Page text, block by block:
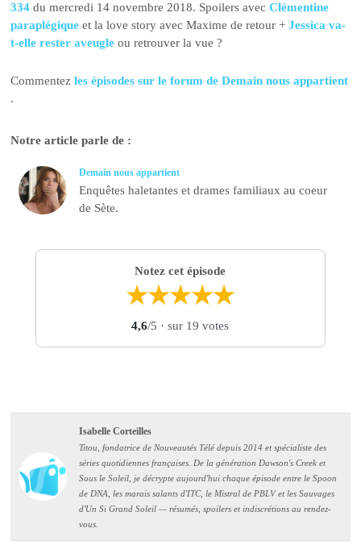
334 du mercredi 14 novembre 2018. Spoilers avecClémentine
paraplégique et la love story avec Maxime de retour +Jessica va-
t-elle rester aveugle ou retrouver la vue ?
Commentez les épisodes sur le forum de Demain nous appartient
.
Notre article parle de :
Demain nous appartient
Enquêtes haletantes et drames familiaux au coeur
de Sète.
Notez cet épisode
★★★★★
4,6/5 · sur 19 votes
Isabelle Corteilles
Titou, fondatrice de Nouveautés Télé depuis 2014 et spécialiste des
séries quotidiennes françaises. De la génération Dawson's Creek et
Sous le Soleil, je décrypte aujourd'hui chaque épisode entre le Spoon
de DNA, les marais salants d'ITC, le Mistral de PBLV et les Sauvages
d'Un Si Grand Soleil — résumés, spoilers et indiscrétions au rendez-
vous.